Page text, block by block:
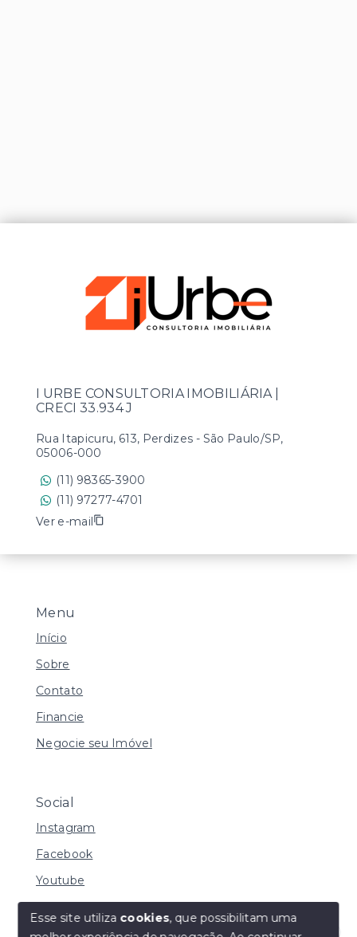
Menu
Início
Sobre
Contato
Financie
Negocie seu Imóvel
Social
Instagram
Facebook
Youtube
I URBE CONSULTORIA IMOBILIÁRIA |
CRECI 33.934 J
Rua Itapicuru, 613, Perdizes - São Paulo/SP,
05006-000
(11) 98365-3900
(11) 97277-4701
Ver e-mail
Esse site utiliza cookies, que possibilitam uma